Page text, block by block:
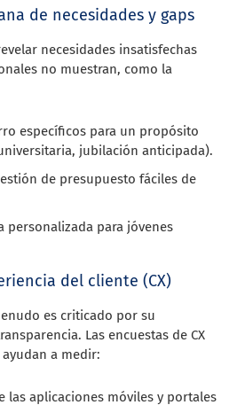
de necesidades y gaps
necesidades insatisfechas
no muestran, como la
específicos para un propósito
jubilación anticipada).
de presupuesto fáciles de
personalizada para jóvenes
del cliente (CX)
es criticado por su
Las encuestas de CX
a medir:
las aplicaciones móviles y portales